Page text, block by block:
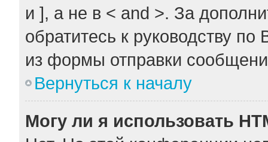
и ], а не в < and >. За
обратитесь к руководству
из формы отправки
Вернуться к началу
Могу ли я использовать